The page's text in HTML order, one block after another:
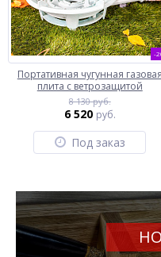
-
Портативная чугунная газовая
плита с ветрозащитой
8 130 руб.
6 520 руб.
Под заказ